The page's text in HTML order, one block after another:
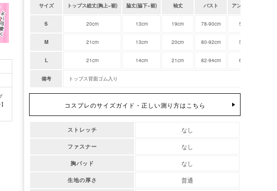
サイズ トップス総丈(胸上~裾) 脇丈(脇下~裾) 袖丈 バスト アンダーバスト
S 20cm 13cm 19cm 78-90cm 56-82cm
M 21cm 13cm 20cm 80-92cm 58-84cm
L 21cm 14cm 21cm 82-94cm 60-86cm
備考 トップス背面ゴム入り
コスプレのサイズガイド・正しい測り方はこちら
ストレッチ なし
ファスナー なし
胸パッド なし
生地の厚さ 普通